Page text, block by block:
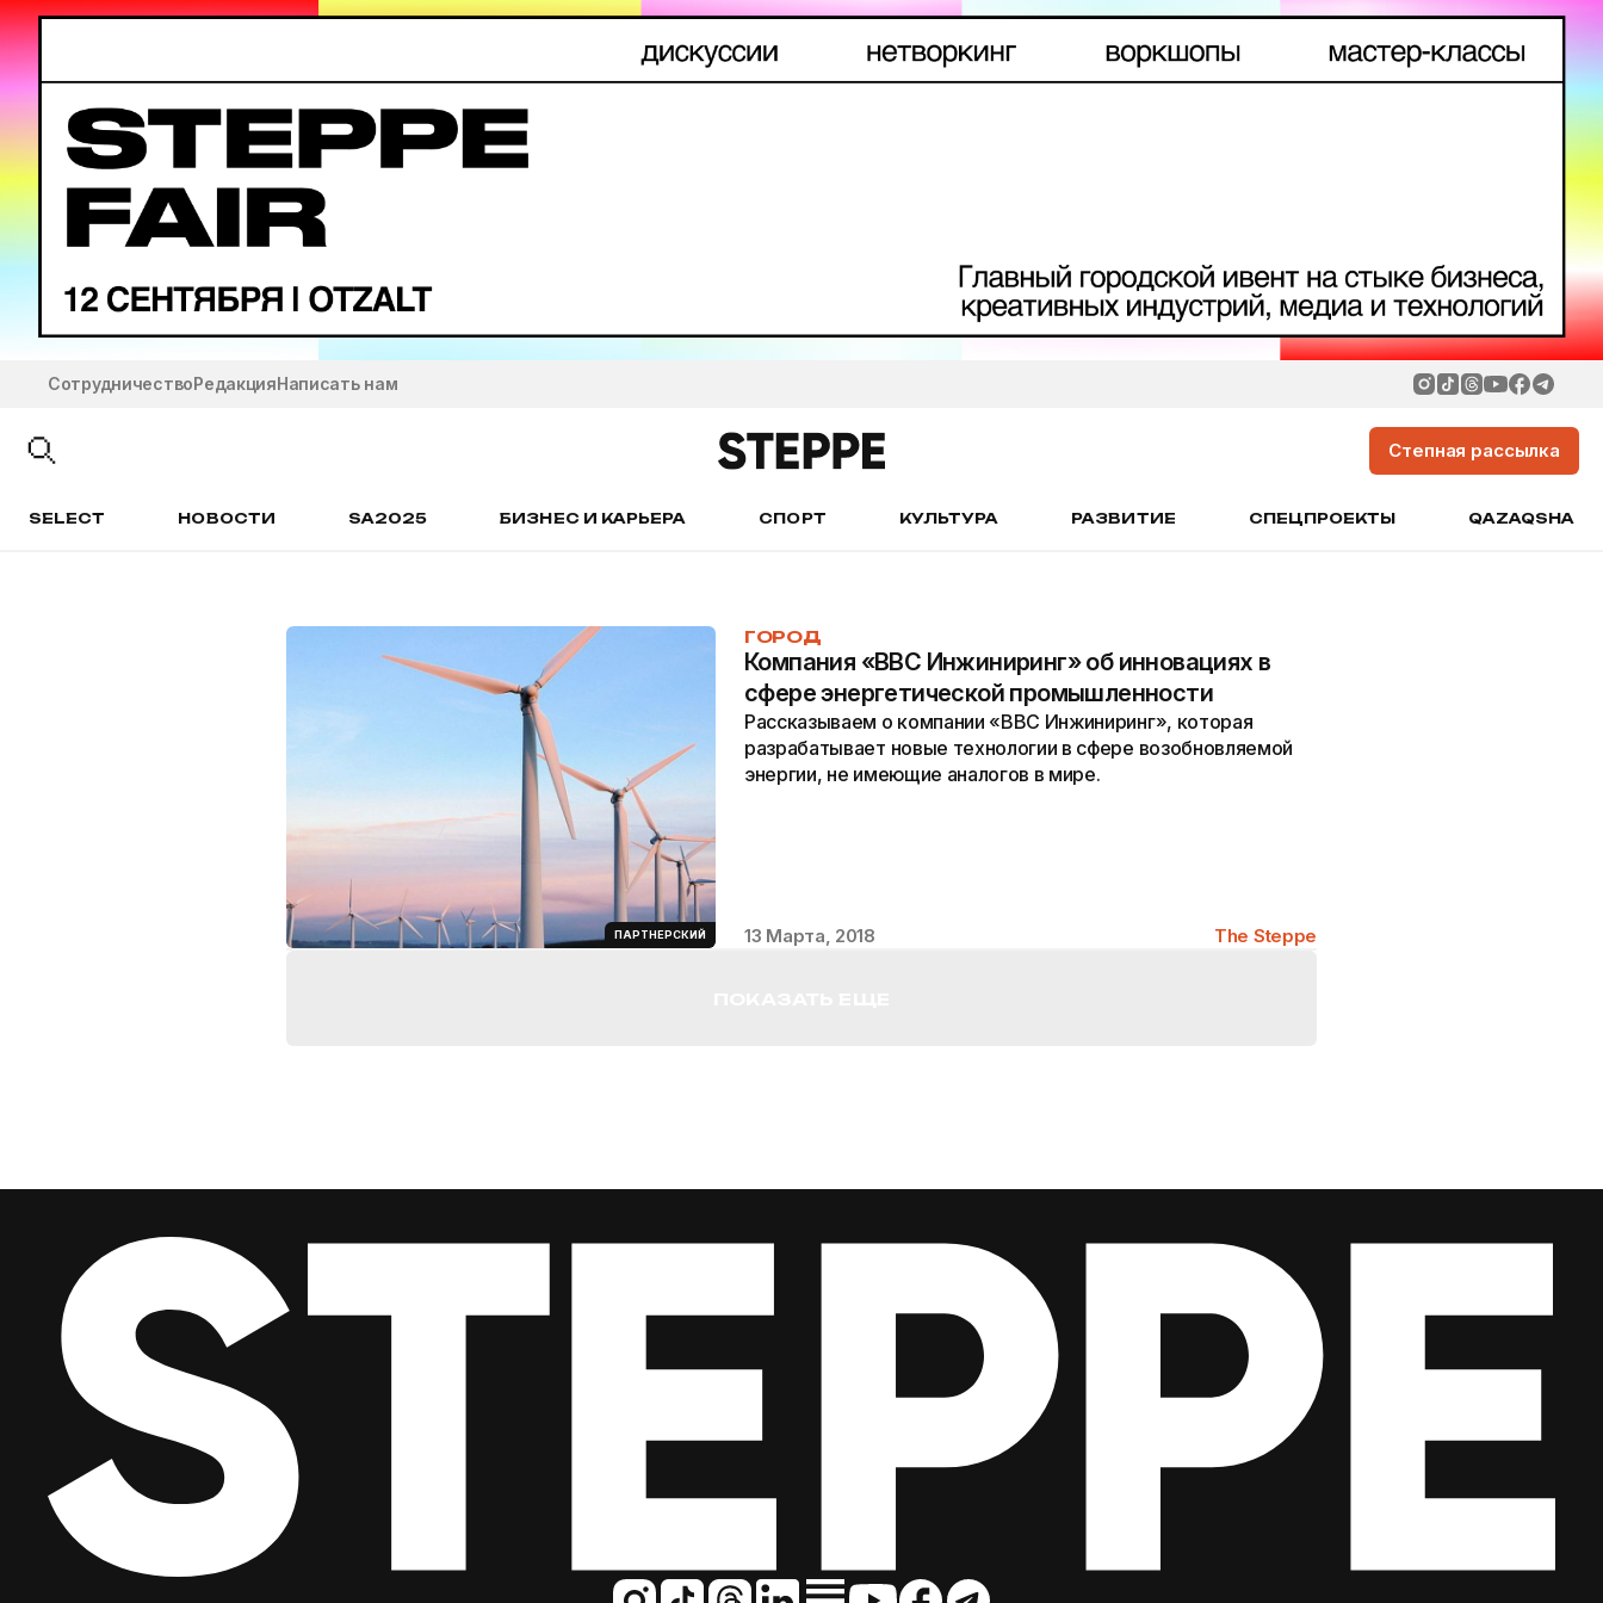
СотрудничествоРедакцияНаписать нам
Степная рассылка
SELECT НОВОСТИ SA2025 БИЗНЕС И КАРЬЕРА СПОРТ КУЛЬТУРА РАЗВИТИЕ СПЕЦПРОЕКТЫ QAZAQSHA
ПАРТНЕРСКИЙ
ГОРОД
Компания «BBC Инжиниринг» об инновациях в
сфере энергетической промышленности
Рассказываем о компании «BBC Инжиниринг», которая
разрабатывает новые технологии в сфере возобновляемой
энергии, не имеющие аналогов в мире.
13 Марта, 2018 The Steppe